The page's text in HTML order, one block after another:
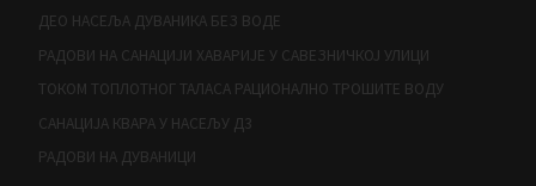
ДЕО НАСЕЉА ДУВАНИКА БЕЗ ВОДЕ
РАДОВИ НА САНАЦИЈИ ХАВАРИЈЕ У САВЕЗНИЧКОЈ УЛИЦИ
ТОКОМ ТОПЛОТНОГ ТАЛАСА РАЦИОНАЛНО ТРОШИТЕ ВОДУ
САНАЦИЈА КВАРА У НАСЕЉУ Д3
РАДОВИ НА ДУВАНИЦИ